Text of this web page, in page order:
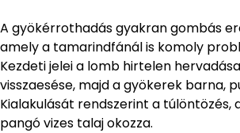
A gyökérrothadás gyakran gombás
amely a tamarindfánál is komoly
Kezdeti jelei a lomb hirtelen
visszaesése, majd a gyökerek barna,
Kialakulását rendszerint a túlöntözés,
pangó vizes talaj okozza.